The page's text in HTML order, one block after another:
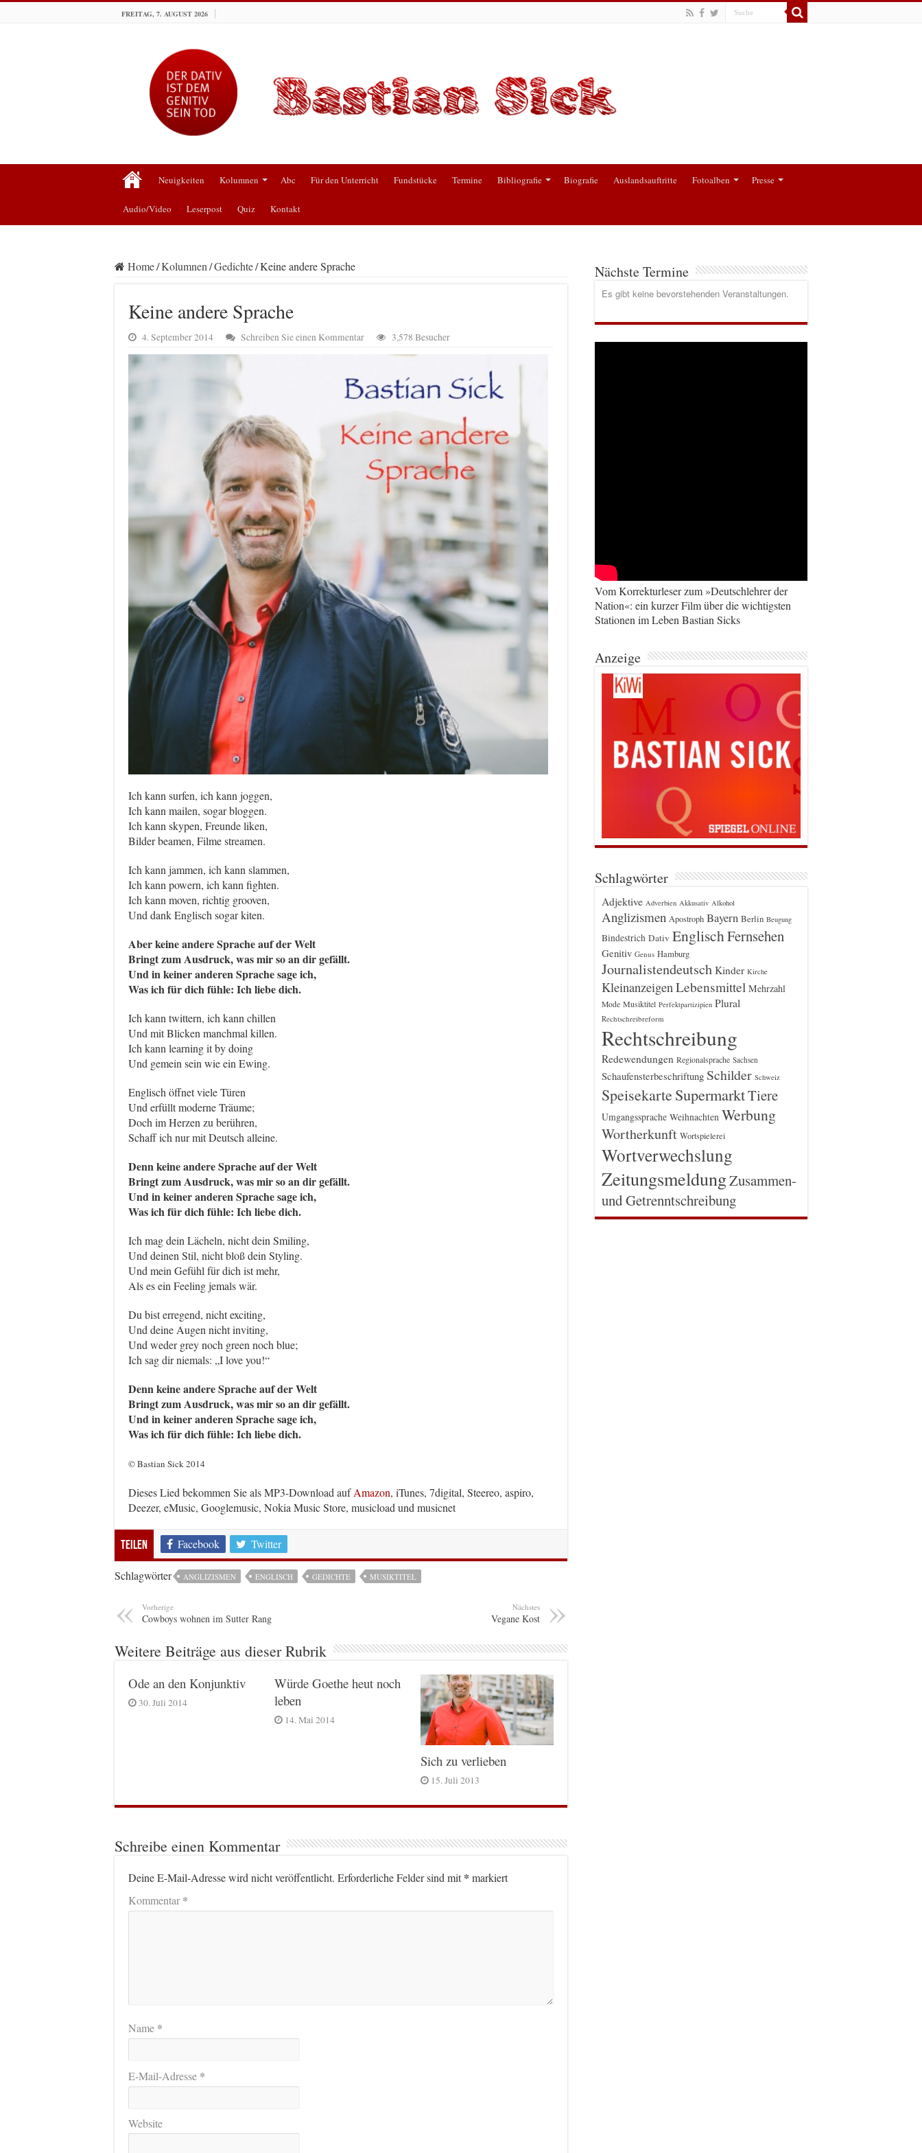
FREITAG, 7. AUGUST 2026
Neuigkeiten Kolumnen Abc Für den Unterricht Fundstücke Termine Bibliografie Biografie Auslandsauftritte Fotoalben Presse
Audio/Video Leserpost Quiz Kontakt
Home/Kolumnen/Gedichte/Keine andere Sprache
Keine andere Sprache
4. September 2014 Schreiben Sie einen Kommentar 3,578 Besucher
Ich kann surfen, ich kann joggen,
Ich kann mailen, sogar bloggen.
Ich kann skypen, Freunde liken,
Bilder beamen, Filme streamen.
Ich kann jammen, ich kann slammen,
Ich kann powern, ich kann fighten.
Ich kann moven, richtig grooven,
Und dank Englisch sogar kiten.
Aber keine andere Sprache auf der Welt
Bringt zum Ausdruck, was mir so an dir gefällt.
Und in keiner anderen Sprache sage ich,
Was ich für dich fühle: Ich liebe dich.
Ich kann twittern, ich kann chillen
Und mit Blicken manchmal killen.
Ich kann learning it by doing
Und gemein sein wie ein Ewing.
Englisch öffnet viele Türen
Und erfüllt moderne Träume;
Doch im Herzen zu berühren,
Schaff ich nur mit Deutsch alleine.
Denn keine andere Sprache auf der Welt
Bringt zum Ausdruck, was mir so an dir gefällt.
Und in keiner anderen Sprache sage ich,
Was ich für dich fühle: Ich liebe dich.
Ich mag dein Lächeln, nicht dein Smiling,
Und deinen Stil, nicht bloß dein Styling.
Und mein Gefühl für dich ist mehr,
Als es ein Feeling jemals wär.
Du bist erregend, nicht exciting,
Und deine Augen nicht inviting,
Und weder grey noch green noch blue;
Ich sag dir niemals: „I love you!“
Denn keine andere Sprache auf der Welt
Bringt zum Ausdruck, was mir so an dir gefällt.
Und in keiner anderen Sprache sage ich,
Was ich für dich fühle: Ich liebe dich.
© Bastian Sick 2014
Dieses Lied bekommen Sie als MP3-Download aufAmazon, iTunes, 7digital, Steereo, aspiro,
Deezer, eMusic, Googlemusic, Nokia Music Store, musicload und musicnet
Teilen Facebook Twitter
Schlagwörter ANGLIZISMEN ENGLISCH GEDICHTE MUSIKTITEL
Vorherige
Cowboys wohnen im Sutter Rang
Nächstes
Vegane Kost
Weitere Beiträge aus dieser Rubrik
Ode an den Konjunktiv
30. Juli 2014
Würde Goethe heut noch
leben
14. Mai 2014
Sich zu verlieben
15. Juli 2013
Schreibe einen Kommentar
Deine E-Mail-Adresse wird nicht veröffentlicht. Erforderliche Felder sind mit* markiert
Kommentar*
Name *
E-Mail-Adresse *
Website
Nächste Termine
Es gibt keine bevorstehenden Veranstaltungen.
Vom Korrekturleser zum »Deutschlehrer der
Nation«: ein kurzer Film über die wichtigsten
Stationen im Leben Bastian Sicks
Anzeige
Schlagwörter
Adjektive Adverbien Akkusativ Alkohol
Anglizismen Apostroph Bayern Berlin Beugung
Bindestrich Dativ EnglischFernsehen
Genitiv Genus Hamburg
Journalistendeutsch Kinder Kirche
Kleinanzeigen Lebensmittel Mehrzahl
Mode Musiktitel Perfektpartizipien Plural
Rechtschreibreform
Rechtschreibung
Redewendungen Regionalsprache Sachsen
Schaufensterbeschriftung Schilder Schweiz
Speisekarte SupermarktTiere
Umgangssprache Weihnachten Werbung
Wortherkunft Wortspielerei
Wortverwechslung
ZeitungsmeldungZusammen-
und Getrenntschreibung